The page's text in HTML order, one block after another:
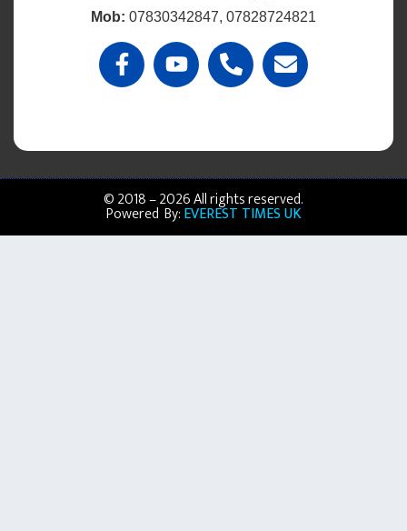
Mob: 07830342847, 07828724821
© 2018 – 2026 All rights reserved.
Powered By:EVEREST TIMES UK